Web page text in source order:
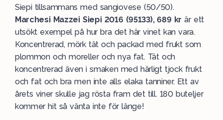
Siepi tillsammans med sangiovese (50/50).
Marchesi Mazzei Siepi 2016 (95133), 689 kr är ett
utsökt exempel på hur bra det här vinet kan vara.
Koncentrerad, mörk tät och packad med frukt som
plommon och moreller och nya fat. Tät och
koncentrerad även i smaken med härligt tjock frukt
och fat och bra men inte alls elaka tanniner. Ett av
årets viner skulle jag rösta fram det till. 180 buteljer
kommer hit så vänta inte för länge!